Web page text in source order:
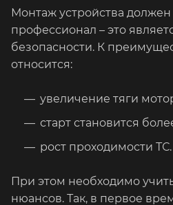
Монтаж устройства
профессионал – это
безопасности. К
относится:
увеличение тяги
старт становится
рост проходимости ТС.
При этом необходимо
нюансов. Так, в первое